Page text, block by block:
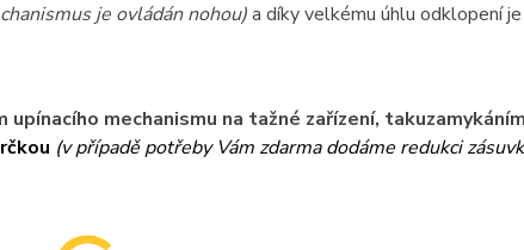
je ovládán nohou)a díky velkému úhlu odklopení
upínacího mechanismu na tažné zařízení, tak
(v případě potřeby Vám zdarma dodáme redukci